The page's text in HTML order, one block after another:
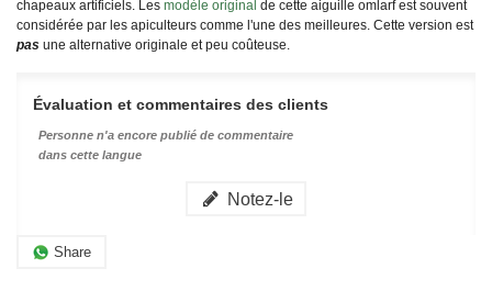
chapeaux artificiels. Les modèle original de cette aiguille omlarf est souvent
considérée par les apiculteurs comme l'une des meilleures. Cette version est
pas une alternative originale et peu coûteuse.
Évaluation et commentaires des clients
Personne n'a encore publié de commentaire
dans cette langue
Notez-le
Share